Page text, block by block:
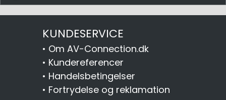
KUNDESERVICE
• Om AV-Connection.dk
• Kundereferencer
• Handelsbetingelser
• Fortrydelse og reklamation